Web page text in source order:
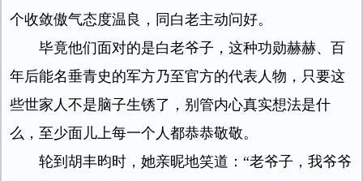
个收敛傲气态度温良，同白老主动问好。
毕竟他们面对的是白老爷子，这种功勋赫赫、百
年后能名垂青史的军方乃至官方的代表人物，只要这
些世家人不是脑子生锈了，别管内心真实想法是什
么，至少面儿上每一个人都恭恭敬敬。
轮到胡丰昀时，她亲昵地笑道：“老爷子，我爷爷